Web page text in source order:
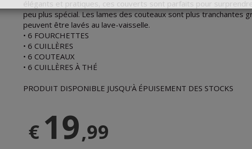
élégants et pratiques, ces couverts sont parfaits pour
peu plus spécial. Les lames des couteaux sont plus tranchantes
peuvent être lavés au lave-vaisselle.
• 6 FOURCHETTES
• 6 CUILLÈRES
• 6 COUTEAUX
• 6 CUILLÈRES À THÉ
PRODUIT DISPONIBLE JUSQU'À ÉPUISEMENT DES STOCKS
€ 19,99
JE VEUX LE RABAIS